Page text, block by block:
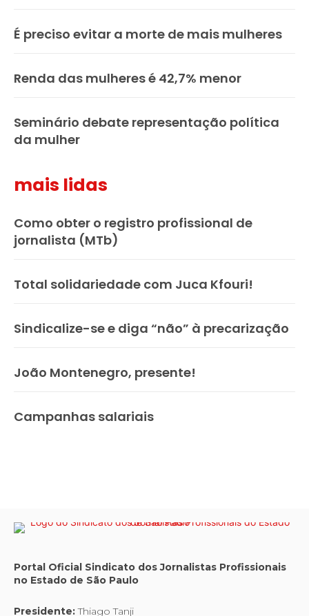
É preciso evitar a morte de mais mulheres
Renda das mulheres é 42,7% menor
Seminário debate representação política
da mulher
mais lidas
Como obter o registro profissional de
jornalista (MTb)
Total solidariedade com Juca Kfouri!
Sindicalize-se e diga “não” à precarização
João Montenegro, presente!
Campanhas salariais
Portal Oficial Sindicato dos Jornalistas Profissionais
no Estado de São Paulo
Presidente:Thiago Tanji